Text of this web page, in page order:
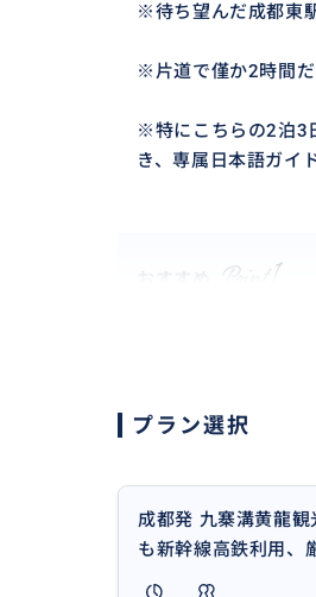
※待ち望んだ成都東
※片道で僅か2時間だ
※特にこちらの2泊3
き、専属日本語ガイ
プラン選択
成都発 九寨溝黄龍
も新幹線高鉄利用、
連泊、昼食付、専属